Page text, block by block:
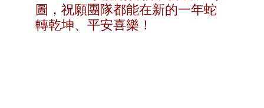
圖，祝願團隊都能在新的一年蛇
轉乾坤、平安喜樂！